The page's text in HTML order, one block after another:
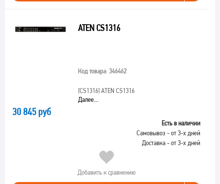
ATEN CS1316
Код товара: 346462
[CS1316]ATEN CS1316
Далее...
30 845 руб
Есть в наличии
Самовывоз - от 3-х дней
Доставка - от 3-х дней
Добавить к сравнению